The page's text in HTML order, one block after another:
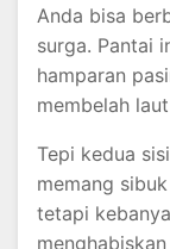
Anda bisa
surga. Pantai
hamparan
membelah
Tepi kedua
memang
tetapi